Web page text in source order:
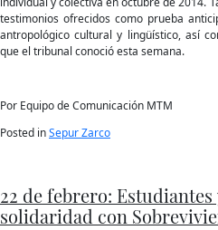
testimonios ofrecidos como prueba
antropológico cultural y lingüístico, así
que el tribunal conoció esta semana.
Por Equipo de Comunicación MTM
Posted inSepur Zarco
22 de febrero: Estudiantes
solidaridad con